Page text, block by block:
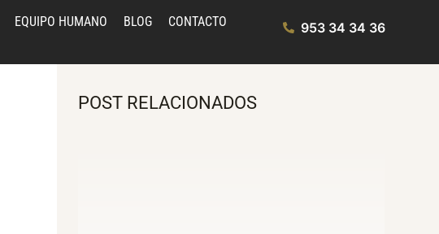
EQUIPO HUMANO BLOG CONTACTO 953 34 34 36
POST RELACIONADOS